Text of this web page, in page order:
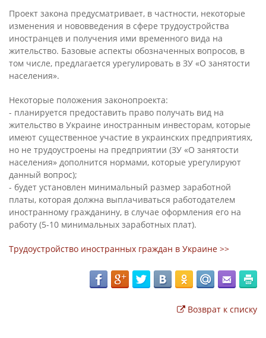
Проект закона предусматривает, в частности, некоторые
изменения и нововведения в сфере трудоустройства
иностранцев и получения ими временного вида на
жительство. Базовые аспекты обозначенных вопросов, в
том числе, предлагается урегулировать в ЗУ «О занятости
населения».
Некоторые положения законопроекта:
- планируется предоставить право получать вид на
жительство в Украине иностранным инвесторам, которые
имеют существенное участие в украинских предприятиях,
но не трудоустроены на предприятии (ЗУ «О занятости
населения» дополнится нормами, которые урегулируют
данный вопрос);
- будет установлен минимальный размер заработной
платы, которая должна выплачиваться работодателем
иностранному гражданину, в случае оформления его на
работу (5-10 минимальных заработных плат).
Трудоустройство иностранных граждан в Украине >>
Возврат к списку